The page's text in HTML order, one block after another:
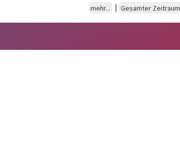
mehr...
| Gesamter Zeitraum